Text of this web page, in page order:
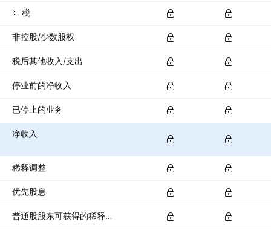
税
非控股/少数股权
税后其他收入/支出
停业前的净收入
已停止的业务
净收入
稀释调整
优先股息
普通股股东可获得的稀释净收入